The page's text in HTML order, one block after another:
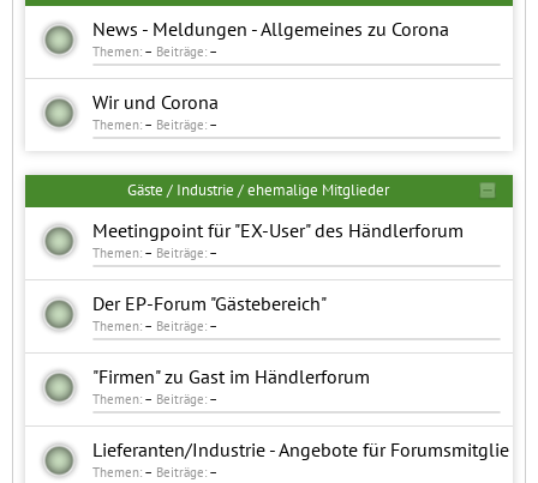
News - Meldungen - Allgemeines zu Corona
Themen: – Beiträge: –
Wir und Corona
Themen: – Beiträge: –
Gäste / Industrie / ehemalige Mitglieder
Meetingpoint für "EX-User" des Händlerforum
Themen: – Beiträge: –
Der EP-Forum "Gästebereich"
Themen: – Beiträge: –
"Firmen" zu Gast im Händlerforum
Themen: – Beiträge: –
Lieferanten/Industrie - Angebote für Forumsmitglie
Themen: – Beiträge: –